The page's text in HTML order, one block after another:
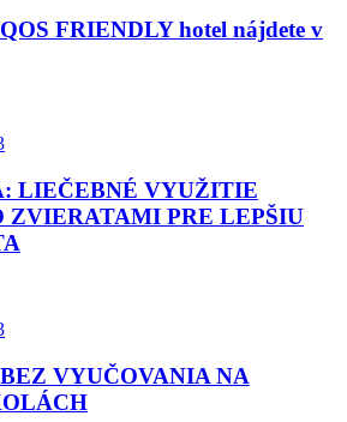
FRIENDLY hotel nájdete v
LIEČEBNÉ VYUŽITIE
ZVIERATAMI PRE LEPŠIU
VYUČOVANIA NA